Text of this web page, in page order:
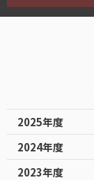
2025年度
2024年度
2023年度